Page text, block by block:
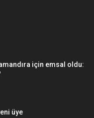
için emsal oldu:
üye